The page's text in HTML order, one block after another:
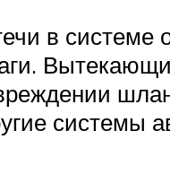
в системе
системы